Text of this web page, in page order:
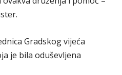
Gradskog vijeća
je bila oduševljena